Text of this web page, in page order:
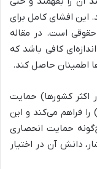
این افشای کامل برای
است. در مقاله
کافی باشد که
اطمینان حاصل کند.
۲۰ سال (در اکثر کشورها) حمایت
فراهم می‌کند و این
حمایت انحصاری
دانش آن در اختیار